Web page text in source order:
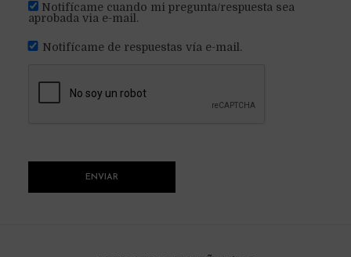
Notifícame cuando mi pregunta/respuesta sea
aprobada via e-mail.
Notifícame de respuestas vía e-mail.